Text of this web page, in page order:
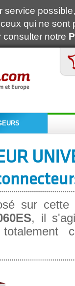
service
qui ne
consulter notre
sur
, il